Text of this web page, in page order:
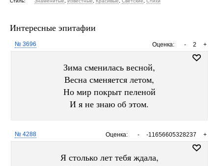
Интересные эпитафии
Оценка: +
2
-
№ 3696
Зима сменилась весной,
Весна сменяется летом,
Но мир покрыт пеленой
И я не знаю об этом.
Оценка: +
-11656605328237
-
№ 4288
Я столько лет тебя ждала,